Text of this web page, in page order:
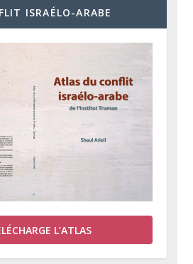
ISRAÉLO-ARABE
L’ATLAS